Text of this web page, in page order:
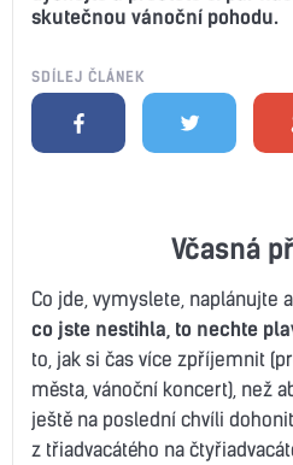
skutečnou vánoční pohodu.
SDÍLEJ ČLÁNEK
Včasná
Co jde, vymyslete, naplánujte
co jste nestihla, to nechte
to, jak si čas více zpříjemnit
města, vánoční koncert), než
ještě na poslední chvíli
z třiadvacátého na